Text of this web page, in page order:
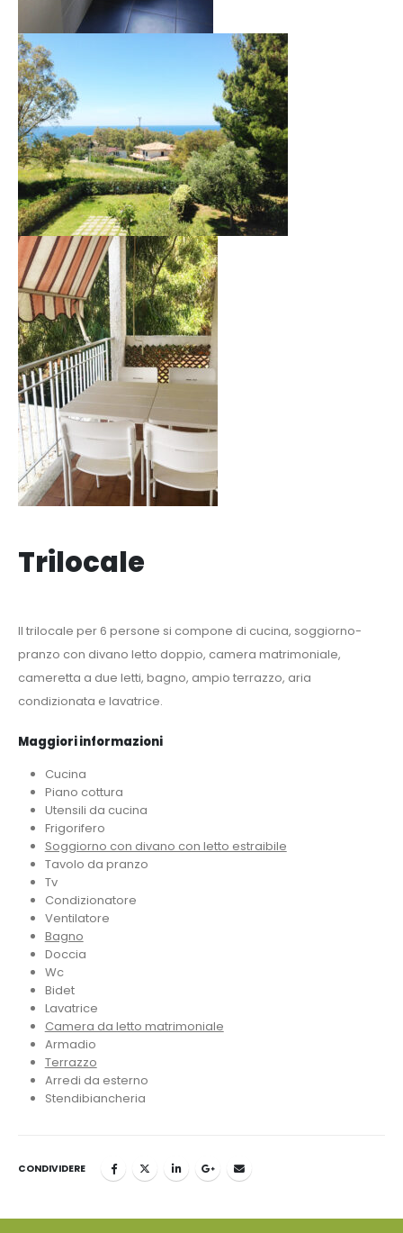
Trilocale
Il trilocale per 6 persone si compone di cucina, soggiorno-
pranzo con divano letto doppio, camera matrimoniale,
cameretta a due letti, bagno, ampio terrazzo, aria
condizionata e lavatrice.
Maggiori informazioni
Cucina
Piano cottura
Utensili da cucina
Frigorifero
Soggiorno con divano con letto estraibile
Tavolo da pranzo
Tv
Condizionatore
Ventilatore
Bagno
Doccia
Wc
Bidet
Lavatrice
Camera da letto matrimoniale
Armadio
Terrazzo
Arredi da esterno
Stendibiancheria
CONDIVIDERE